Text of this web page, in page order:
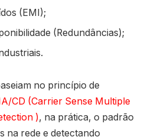
(EMI);
(Redundâncias);
no princípio de
CD (Carrier Sense Multiple
), na prática, o padrão
na rede e detectando